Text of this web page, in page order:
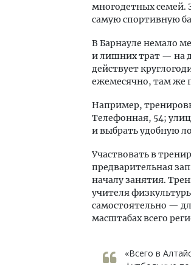
многодетных семей.
самую спортивную
В Барнауле немало
и лишних трат — на
действует
ежемесячно, там же
Например,
Телефонная, 54;
и выбрать удобную
Участвовать в
предварительная
началу занятия.
учителя
самостоятельно —
масштабах всего
«Всего в